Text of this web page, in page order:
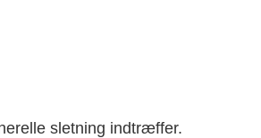
sletning indtræffer.